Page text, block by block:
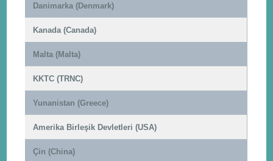
Danimarka (Denmark)
Kanada (Canada)
Malta (Malta)
KKTC (TRNC)
Yunanistan (Greece)
Amerika Birleşik Devletleri (USA)
Çin (China)